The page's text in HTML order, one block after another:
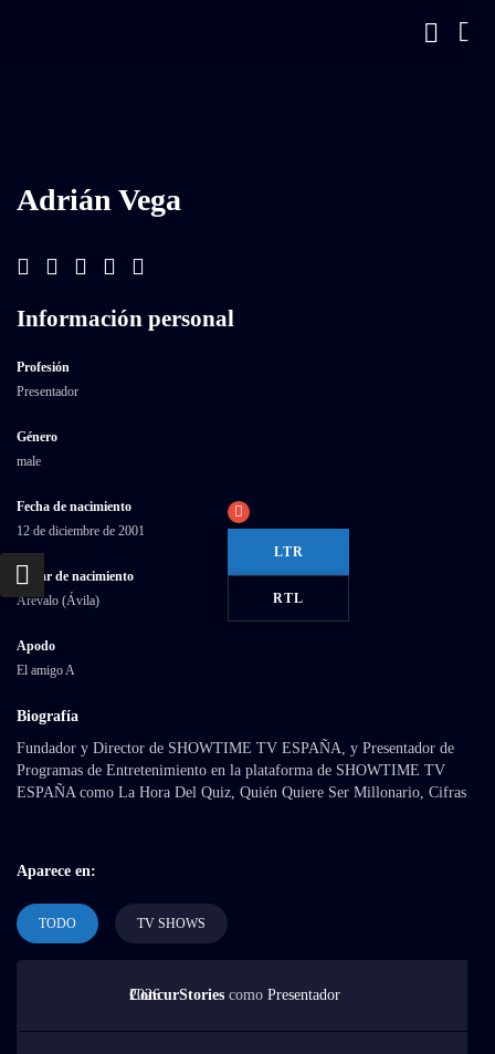
Adrián Vega
Información personal
Profesión
Presentador
Género
male
Fecha de nacimiento
12 de diciembre de 2001
Lugar de nacimiento
Arévalo (Ávila)
Apodo
El amigo A
Biografía
Fundador y Director de SHOWTIME TV ESPAÑA, y Presentador de
Programas de Entretenimiento en la plataforma de SHOWTIME TV
ESPAÑA como La Hora Del Quiz, Quién Quiere Ser Millonario, Cifras y
Aparece en:
TODO TV SHOWS
2026
ConcurStories como Presentador
LTR
RTL